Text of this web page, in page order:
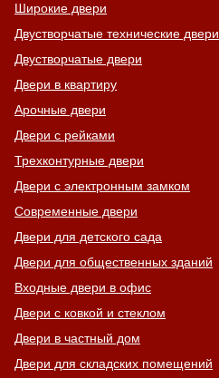
Широкие двери
Двустворчатые технические двери
Двустворчатые двери
Двери в квартиру
Арочные двери
Двери с рейками
Трехконтурные двери
Двери с электронным замком
Современные двери
Двери для детского сада
Двери для общественных зданий
Входные двери в офис
Двери с ковкой и стеклом
Двери в частный дом
Двери для складских помещений